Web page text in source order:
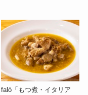
falò「もつ煮・イタリア